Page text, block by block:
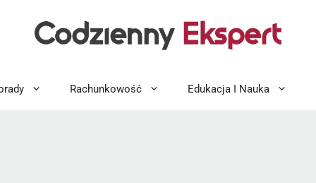
Rachunkowość Edukacja I Nauka